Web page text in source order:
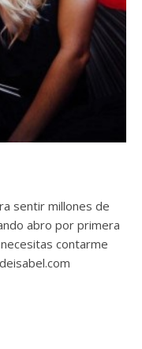
sentir millones de
abro por primera
contarme